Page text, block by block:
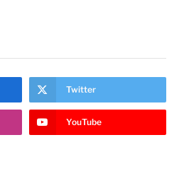
Twitter
YouTube